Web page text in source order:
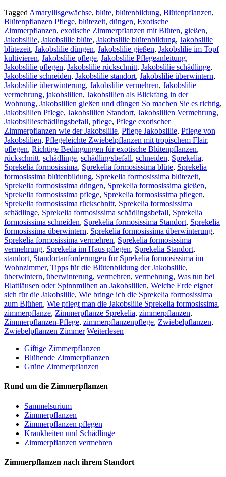
Tagged Amaryllisgewächse, blüte, blütenbildung, Blütenpflanzen,
Blütenpflanzen Pflege, blütezeit, düngen, Exotische
Zimmerpflanzen, exotische Zimmerpflanzen mit Blüten, gießen,
Jakobslilie, Jakobslilie blüte, Jakobslilie blütenbildung, Jakobslilie
blütezeit, Jakobslilie düngen, Jakobslilie gießen, Jakobslilie im Topf
kultivieren, Jakobslilie pflege, Jakobslilie Pflegeanleitung,
Jakobslilie pflegen, Jakobslilie rückschnitt, Jakobslilie schädlinge,
Jakobslilie schneiden, Jakobslilie standort, Jakobslilie überwintern,
Jakobslilie überwinterung, Jakobslilie vermehren, Jakobslilie
vermehrung, jakobslilien, Jakobslilien als Blickfang in der
Wohnung, Jakobslilien gießen und düngen So machen Sie es richtig,
Jakobslilien Pflege, Jakobslilien Standort, Jakobslilien Vermehrung,
Jakobslilieschädlingsbefall, pflege, Pflege exotischer
Zimmerpflanzen wie der Jakobslilie, Pflege Jakobslilie, Pflege von
Jakobslilien, Pflegeleichte Zwiebelpflanzen mit tropischem Flair,
pflegen, Richtige Bedingungen für exotische Blütenpflanzen,
rückschnitt, schädlinge, schädlingsbefall, schneiden, Sprekelia,
Sprekelia formosissima, Sprekelia formosissima blüte, Sprekelia
formosissima blütenbildung, Sprekelia formosissima blütezeit,
Sprekelia formosissima düngen, Sprekelia formosissima gießen,
Sprekelia formosissima pflege, Sprekelia formosissima pflegen,
Sprekelia formosissima rückschnitt, Sprekelia formosissima
schädlinge, Sprekelia formosissima schädlingsbefall, Sprekelia
formosissima schneiden, Sprekelia formosissima Standort, Sprekelia
formosissima überwintern, Sprekelia formosissima überwinterung,
Sprekelia formosissima vermehren, Sprekelia formosissima
vermehrung, Sprekelia im Haus pflegen, Sprekelia Standort,
standort, Standortanforderungen für Sprekelia formosissima im
Wohnzimmer, Tipps für die Blütenbildung der Jakobslilie,
überwintern, überwinterung, vermehren, vermehrung, Was tun bei
Blattläusen oder Spinnmilben an Jakobslilien, Welche Erde eignet
sich für die Jakobslilie, Wie bringe ich die Sprekelia formosissima
zum Blühen, Wie pflegt man die Jakobslilie Sprekelia formosissima,
zimmerpflanze, Zimmerpflanze Sprekelia, zimmerpflanzen,
Zimmerpflanzen-Pflege, zimmerpflanzenpflege, Zwiebelpflanzen,
Zwiebelpflanzen Zimmer Weiterlesen
Giftige Zimmerpflanzen
Blühende Zimmerpflanzen
Grüne Zimmerpflanzen
Rund um die Zimmerpflanzen
Sam­mel­su­ri­um
Zimmerpflanzen
Zimmerpflanzen pflegen
Krankheiten und Schädlinge
Zimmerpflanzen vermehren
Zimmerpflanzen nach ihrem Standort